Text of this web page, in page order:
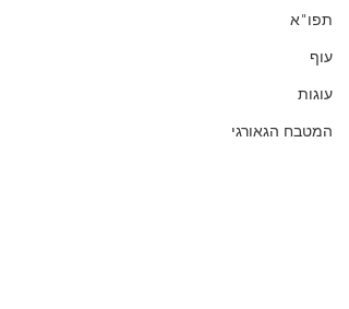
תפו"א
עוף
עוגות
המטבח הגאורגי